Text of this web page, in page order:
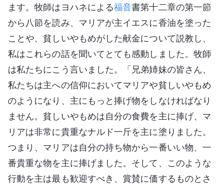
ます。牧師はヨハネによる福音書第十二章の第一節
から八節を読み、マリアが主イエスに香油を塗った
ことや、貧しいやもめがした献金について説教し、
私はこれらの話を聞いてとても感動しました。牧師
は私たちにこう言いました。「兄弟姉妹の皆さん、
私たちは主への信仰においてマリアや貧しいやもめ
のようになり、主にもっと捧げ物をしなければなり
ません。貧しいやもめは自分の食費を主に捧げ、マ
リアは非常に貴重なナルド一斤を主に塗りました。
つまり、マリアは自分の持ち物から一番いい物、一
番貴重な物を主に捧げました。そして、このような
行動を主は最も歓迎すべき、賞賛に価するものとさ